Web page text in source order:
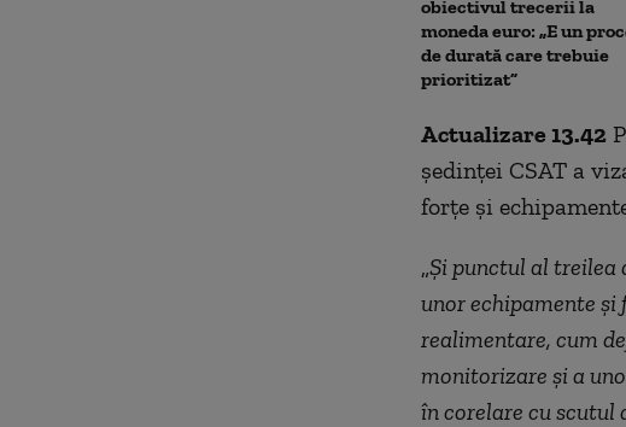
obiectivul trecerii la
moneda euro: „E un
de durată care trebuie
prioritizat”
Actualizare 13.42
ședinței CSAT a
forțe și
„Și punctul al treilea
unor echipamente și
realimentare, cum
monitorizare și a
în corelare cu scutul